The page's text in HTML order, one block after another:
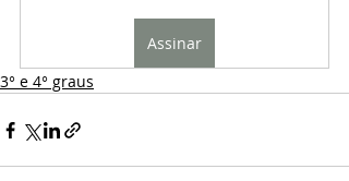
Assinar
3° e 4° graus